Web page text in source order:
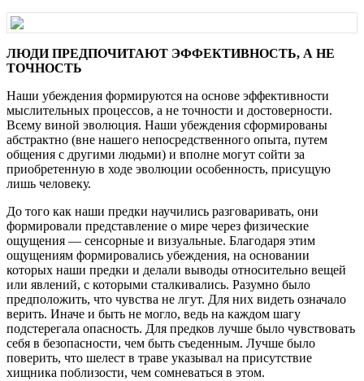
ЛЮДИ ПРЕДПОЧИТАЮТ ЭФФЕКТИВНОСТЬ, А НЕ
ТОЧНОСТЬ
Наши убеждения формируются на основе эффективности
мыслительных процессов, а не точности и достоверности.
Всему виной эволюция. Наши убеждения сформированы
абстрактно (вне нашего непосредственного опыта, путем
общения с другими людьми) и вполне могут сойти за
приобретенную в ходе эволюции особенность, присущую
лишь человеку.
До того как наши предки научились разговаривать, они
формировали представление о мире через физические
ощущения — сенсорные и визуальные. Благодаря этим
ощущениям формировались убеждения, на основании
которых наши предки и делали выводы относительно вещей
или явлений, с которыми сталкивались. Разумно было
предположить, что чувства не лгут. Для них видеть означало
верить. Иначе и быть не могло, ведь на каждом шагу
подстерегала опасность. Для предков лучше было чувствовать
себя в безопасности, чем быть съеденным. Лучше было
поверить, что шелест в траве указывал на присутствие
хищника поблизости, чем сомневаться в этом.